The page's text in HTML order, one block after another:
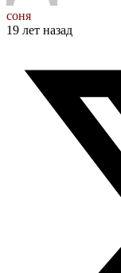
соня
19 лет назад